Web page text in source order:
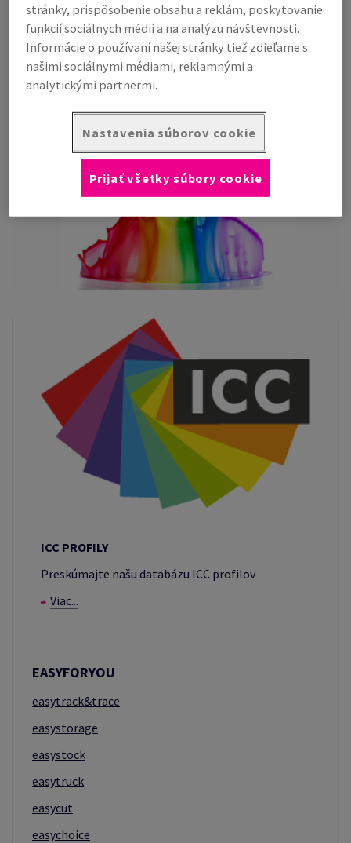
S profilovým centrom ICC Antalis získateprístup k databáze
tisícov profilov tlače, ktorú poskytuje najmodernejšie
farebné laboratórium na svete.Ak chcete nájsť správny profil
pre svoju tlačiareň, jednoducho zadajte meno výrobcu, model,
RIP a médium.
ICC PROFILY
Preskúmajte našu databázu ICC profilov
Viac...
EASYFORYOU
easytrack&trace
easystorage
easystock
easytruck
easycut
easychoice
stránky, prispôsobenie obsahu a reklám, poskytovanie
funkcií sociálnych médií a na analýzu návštevnosti.
Informácie o používaní našej stránky tiež zdieľame s
našimi sociálnymi médiami, reklamnými a
analytickými partnermi.
Nastavenia súborov cookie
Prijať všetky súbory cookie